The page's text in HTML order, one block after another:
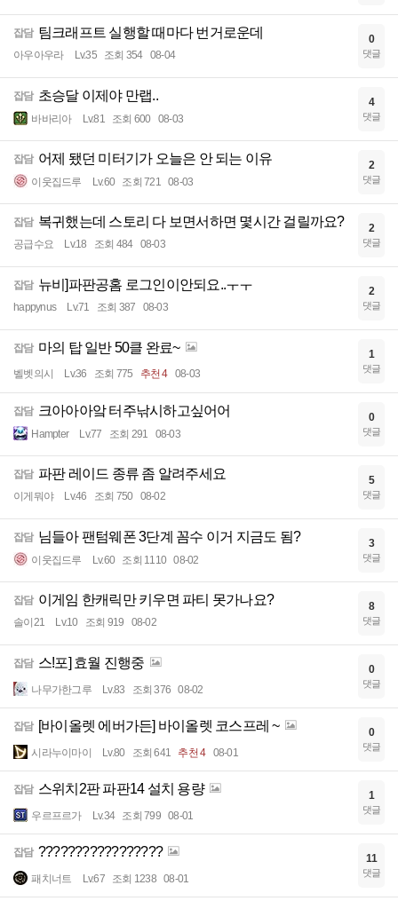
잡담 팀크래프트 실행할 때마다 번거로운데
아우아우라 Lv.35 조회 354 08-04
0
댓글
잡담 초승달 이제야 만랩..
바바리아 Lv.81 조회 600 08-03
4
댓글
잡담 어제 됐던 미터기가 오늘은 안 되는 이유
이웃집드루 Lv.60 조회 721 08-03
2
댓글
잡담 복귀했는데 스토리 다 보면서하면 몇시간 걸릴까요?
공급수요 Lv.18 조회 484 08-03
2
댓글
잡담 뉴비]파판공홈 로그인이안되요..ㅜㅜ
happynus Lv.71 조회 387 08-03
2
댓글
잡담 마의 탑 일반 50클 완료~
벨벳의시 Lv.36 조회 775 추천 4 08-03
1
댓글
잡담 크아아아앜 터주낚시하고싶어어
Hampter Lv.77 조회 291 08-03
0
댓글
잡담 파판 레이드 종류 좀 알려주세요
이게뭐야 Lv.46 조회 750 08-02
5
댓글
잡담 님들아 팬텀웨폰 3단계 꼼수 이거 지금도 됨?
이웃집드루 Lv.60 조회 1110 08-02
3
댓글
잡담 이게임 한캐릭만 키우면 파티 못가나요?
솔이21 Lv.10 조회 919 08-02
8
댓글
잡담 스!포] 효월 진행중
나무가한그루 Lv.83 조회 376 08-02
0
댓글
잡담 [바이올렛 에버가든] 바이올렛 코스프레 ~
시라누이마이 Lv.80 조회 641 추천 4 08-01
0
댓글
잡담 스위치2판 파판14 설치 용량
우르프르가 Lv.34 조회 799 08-01
1
댓글
잡담 ?????????????????
패치너트 Lv.67 조회 1238 08-01
11
댓글